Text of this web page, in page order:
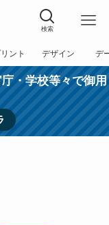
検索
ント
方法
デザイン
依頼
デ
入
・学校等々で御用